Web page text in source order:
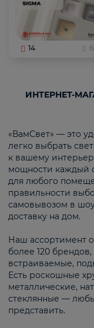
14
ИНТЕРНЕТ-
«ВамСвет» — это
легко выбрать
к вашему
мощности каждый
для любого
правильности
самовывозом в
доставку на дом.
Наш ассортимент
более 120
встраиваемые,
Есть роскошные
металлические,
стеклянные —
представить.